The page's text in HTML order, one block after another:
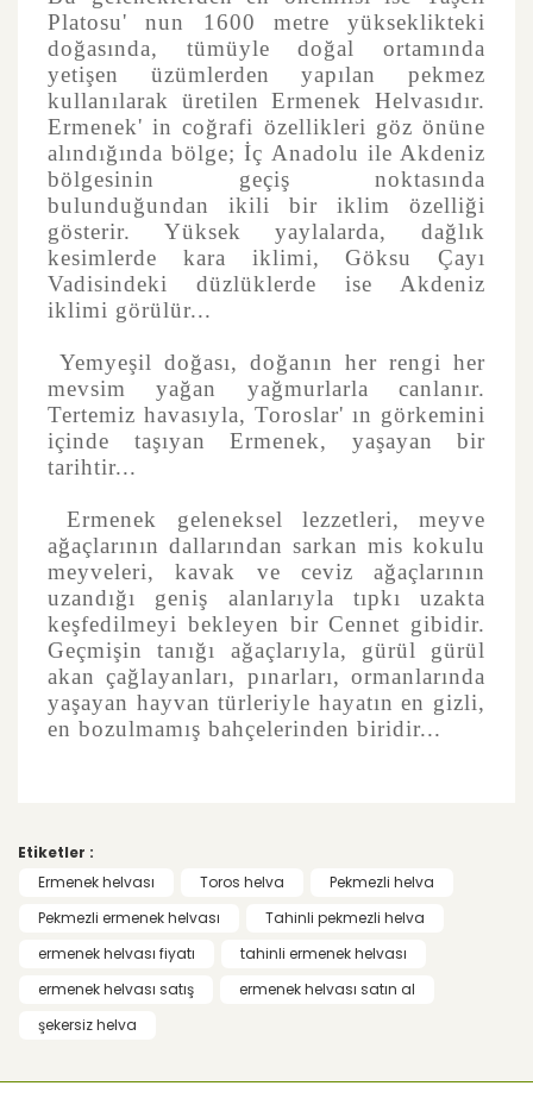
Platosu' nun 1600 metre yükseklikteki
doğasında, tümüyle doğal ortamında
yetişen üzümlerden yapılan pekmez
kullanılarak üretilen Ermenek Helvasıdır.
Ermenek' in coğrafi özellikleri göz önüne
alındığında bölge; İç Anadolu ile Akdeniz
bölgesinin geçiş noktasında
bulunduğundan ikili bir iklim özelliği
gösterir. Yüksek yaylalarda, dağlık
kesimlerde kara iklimi, Göksu Çayı
Vadisindeki düzlüklerde ise Akdeniz
iklimi görülür...
Yemyeşil doğası, doğanın her rengi her
mevsim yağan yağmurlarla canlanır.
Tertemiz havasıyla, Toroslar' ın görkemini
içinde taşıyan Ermenek, yaşayan bir
tarihtir...
Ermenek geleneksel lezzetleri, meyve
ağaçlarının dallarından sarkan mis kokulu
meyveleri, kavak ve ceviz ağaçlarının
uzandığı geniş alanlarıyla tıpkı uzakta
keşfedilmeyi bekleyen bir Cennet gibidir.
Geçmişin tanığı ağaçlarıyla, gürül gürül
akan çağlayanları, pınarları, ormanlarında
yaşayan hayvan türleriyle hayatın en gizli,
en bozulmamış bahçelerinden biridir...
Yorum Yaz
kullanarak tarafımıza iletebilirsiniz.
Görüş ve önerileriniz için teşekkür ederiz.
görüntülenemiyor.
Ürün açıklamasında eksik bilgiler
bulunuyor.
Etiketler :
Ermenek helvası
Toros helva
Pekmezli helva
Pekmezli ermenek helvası
Tahinli pekmezli helva
ermenek helvası fiyatı
tahinli ermenek helvası
ermenek helvası satış
ermenek helvası satın al
şekersiz helva